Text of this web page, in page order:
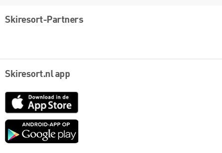
Skiresort-Partners
Skiresort.nl app
App
Google